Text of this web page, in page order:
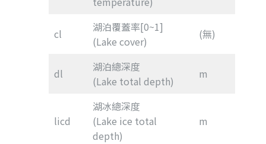
cl
湖泊覆蓋率[0~1]
(Lake cover)
(無)
dl
湖泊總深度
(Lake total depth)
m
licd
湖冰總深度
(Lake ice total
depth)
m